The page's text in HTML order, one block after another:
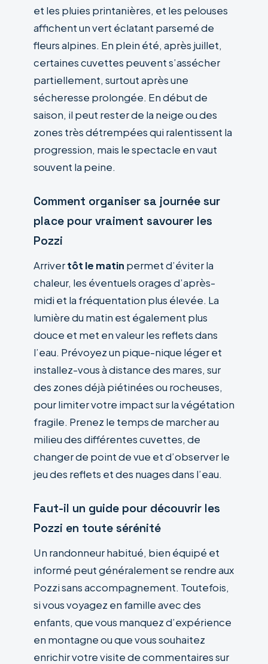
et les pluies printanières, et les pelouses
affichent un vert éclatant parsemé de
fleurs alpines. En plein été, après juillet,
certaines cuvettes peuvent s’assécher
partiellement, surtout après une
sécheresse prolongée. En début de
saison, il peut rester de la neige ou des
zones très détrempées qui ralentissent la
progression, mais le spectacle en vaut
souvent la peine.
Comment organiser sa journée sur
place pour vraiment savourer les
Pozzi
Arrivertôt le matin permet d’éviter la
chaleur, les éventuels orages d’après-
midi et la fréquentation plus élevée. La
lumière du matin est également plus
douce et met en valeur les reflets dans
l’eau. Prévoyez un pique-nique léger et
installez-vous à distance des mares, sur
des zones déjà piétinées ou rocheuses,
pour limiter votre impact sur la végétation
fragile. Prenez le temps de marcher au
milieu des différentes cuvettes, de
changer de point de vue et d’observer le
jeu des reflets et des nuages dans l’eau.
Faut-il un guide pour découvrir les
Pozzi en toute sérénité
Un randonneur habitué, bien équipé et
informé peut généralement se rendre aux
Pozzi sans accompagnement. Toutefois,
si vous voyagez en famille avec des
enfants, que vous manquez d’expérience
en montagne ou que vous souhaitez
enrichir votre visite de commentaires sur